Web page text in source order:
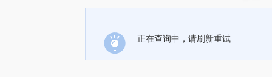
正在查询中，请刷新重试